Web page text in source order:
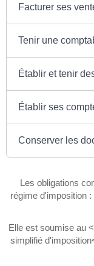
Facturer ses
Tenir une
Établir et tenir
Établir ses
Conserver les
Les obligations
régime d'imposition
Elle est soumise au
simplifié